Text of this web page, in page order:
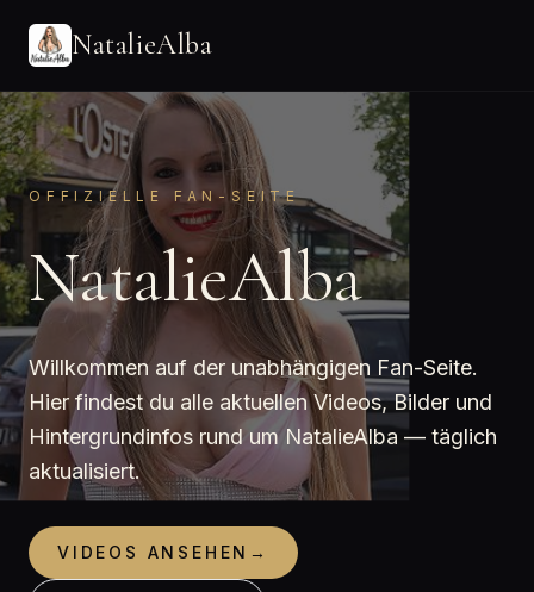
NatalieAlba
OFFIZIELLE FAN-SEITE
NatalieAlba
Willkommen auf der unabhängigen Fan-Seite.
Hier findest du alle aktuellen Videos, Bilder und
Hintergrundinfos rund um NatalieAlba — täglich
aktualisiert.
VIDEOS ANSEHEN →